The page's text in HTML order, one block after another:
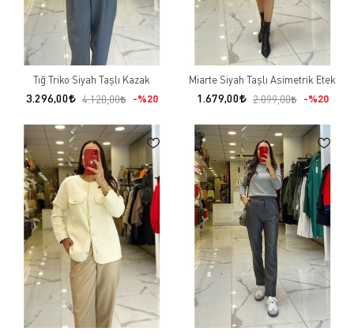
Tığ Triko Siyah Taşlı Kazak
3.296,00 4.120,00 %20
Miarte Siyah Taşlı Asimetrik Etek
1.679,00 2.099,00 %20